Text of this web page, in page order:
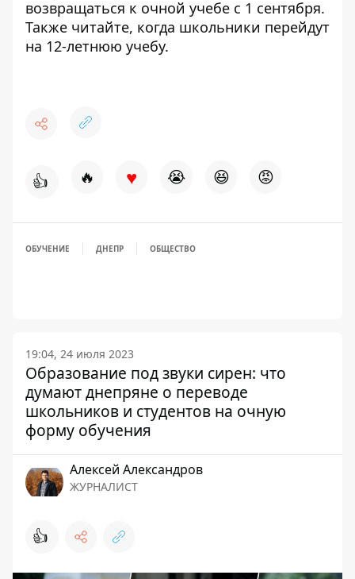
возвращаться к очной учебе с 1 сентября.
Также читайте, когда школьники перейдут
на 12-летнюю учебу.
👍 🔥 ♥ 😭 😆 😡
ОБУЧЕНИЕ ДНЕПР ОБЩЕСТВО
19:04, 24 июля 2023
Образование под звуки сирен: что
думают днепряне о переводе
школьников и студентов на очную
форму обучения
Алексей Александров
ЖУРНАЛИСТ
👍